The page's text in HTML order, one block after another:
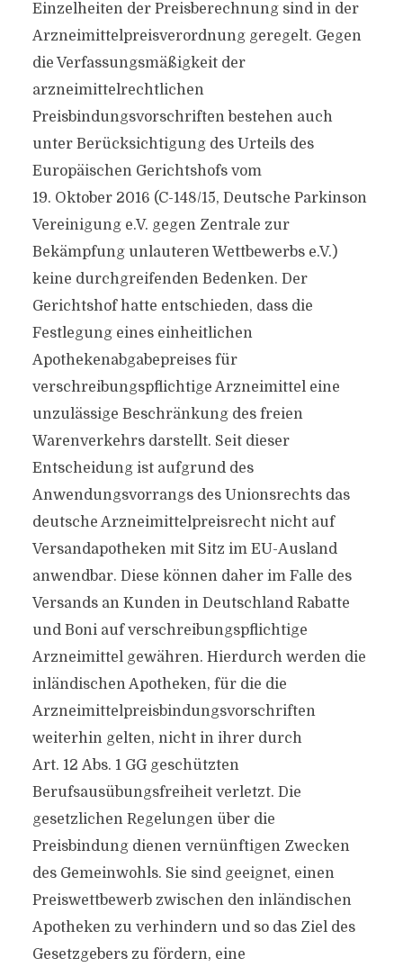
Einzelheiten der Preisberechnung sind in der
Arzneimittelpreisverordnung geregelt. Gegen
die Verfassungsmäßigkeit der
arzneimittelrechtlichen
Preisbindungsvorschriften bestehen auch
unter Berücksichtigung des Urteils des
Europäischen Gerichtshofs vom
19. Oktober 2016 (C-148/15, Deutsche Parkinson
Vereinigung e.V. gegen Zentrale zur
Bekämpfung unlauteren Wettbewerbs e.V.)
keine durchgreifenden Bedenken. Der
Gerichtshof hatte entschieden, dass die
Festlegung eines einheitlichen
Apothekenabgabepreises für
verschreibungspflichtige Arzneimittel eine
unzulässige Beschränkung des freien
Warenverkehrs darstellt. Seit dieser
Entscheidung ist aufgrund des
Anwendungsvorrangs des Unionsrechts das
deutsche Arzneimittelpreisrecht nicht auf
Versandapotheken mit Sitz im EU-Ausland
anwendbar. Diese können daher im Falle des
Versands an Kunden in Deutschland Rabatte
und Boni auf verschreibungspflichtige
Arzneimittel gewähren. Hierdurch werden die
inländischen Apotheken, für die die
Arzneimittelpreisbindungsvorschriften
weiterhin gelten, nicht in ihrer durch
Art. 12 Abs. 1 GG geschützten
Berufsausübungsfreiheit verletzt. Die
gesetzlichen Regelungen über die
Preisbindung dienen vernünftigen Zwecken
des Gemeinwohls. Sie sind geeignet, einen
Preiswettbewerb zwischen den inländischen
Apotheken zu verhindern und so das Ziel des
Gesetzgebers zu fördern, eine